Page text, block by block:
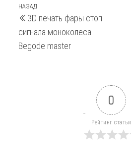
Навигация
по
записям
Предыдущая
запись
НАЗАД
3D печать фары стоп
сигнала моноколеса
Begode master
0
Рейтинг статьи